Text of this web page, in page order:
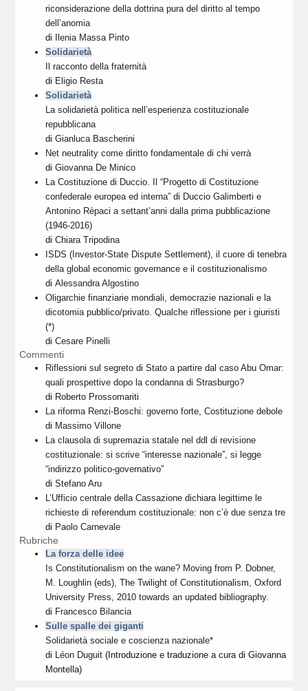
riconsiderazione della dottrina pura del diritto al tempo
dell’anomia
di
Ilenia Massa Pinto
Solidarietà
Il racconto della fraternità
di Eligio Resta
Solidarietà
La solidarietà politica nell’esperienza costituzionale
repubblicana
di Gianluca Bascherini
Net neutrality come diritto fondamentale di chi verrà
di Giovanna De Minico
La Costituzione di Duccio. Il “Progetto di Costituzione
confederale europea ed interna” di Duccio Galimberti e
Antonino Rèpaci a settant’anni dalla prima pubblicazione
(1946-2016)
di Chiara Tripodina
ISDS (Investor-State Dispute Settlement), il cuore di tenebra
della global economic governance e il costituzionalismo
di Alessandra Algostino
Oligarchie finanziarie mondiali, democrazie nazionali e la
dicotomia pubblico/privato. Qualche riflessione per i giuristi
(*)
di Cesare Pinelli
Commenti
Riflessioni sul segreto di Stato a partire dal caso Abu Omar:
quali prospettive dopo la condanna di Strasburgo?
di Roberto Prossomariti
La riforma Renzi-Boschi: governo forte, Costituzione debole
di Massimo Villone
La clausola di supremazia statale nel ddl di revisione
costituzionale: si scrive “interesse nazionale”, si legge
“indirizzo politico-governativo”
di Stefano Aru
L’Ufficio centrale della Cassazione dichiara legittime le
richieste di referendum costituzionale: non c’è due senza tre
di Paolo Carnevale
Rubriche
La forza delle idee
Is Constitutionalism on the wane? Moving from P. Dobner,
M. Loughlin (eds), The Twilight of Constitutionalism, Oxford
University Press, 2010 towards an updated bibliography.
di Francesco Bilancia
Sulle spalle dei giganti
Solidarietà sociale e coscienza nazionale*
di
Léon Duguit(Introduzione e traduzione a cura di Giovanna
Montella)